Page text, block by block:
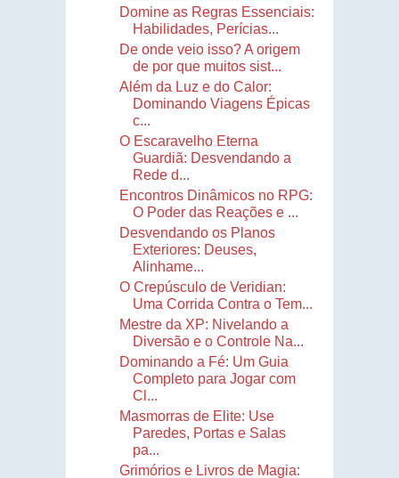
Domine as Regras Essenciais:
Habilidades, Perícias...
De onde veio isso? A origem
de por que muitos sist...
Além da Luz e do Calor:
Dominando Viagens Épicas
c...
O Escaravelho Eterna
Guardiã: Desvendando a
Rede d...
Encontros Dinâmicos no RPG:
O Poder das Reações e ...
Desvendando os Planos
Exteriores: Deuses,
Alinhame...
O Crepúsculo de Veridian:
Uma Corrida Contra o Tem...
Mestre da XP: Nivelando a
Diversão e o Controle Na...
Dominando a Fé: Um Guia
Completo para Jogar com
Cl...
Masmorras de Elite: Use
Paredes, Portas e Salas
pa...
Grimórios e Livros de Magia: